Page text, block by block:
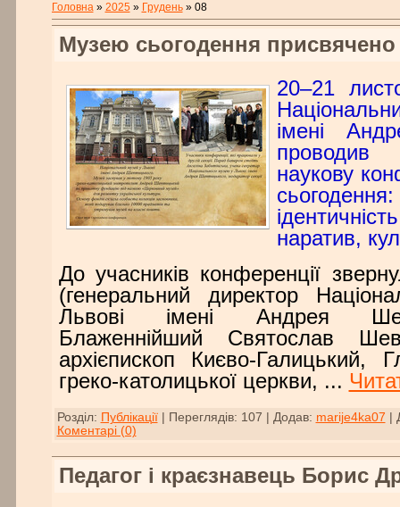
Головна» 2025 » Грудень » 08
Музею сьогодення присвячено
20–21
імені
наукову
наратив,
До учасників конференції
(генеральний директор
Львові імені Андрея
Блаженнійший Святослав
архієпископ Києво-Галицький,
греко-католицької церкви, ...
Розділ: Публікації| Переглядів: 107 Додав: marije4ka07
Коментарі (0)
Педагог і краєзнавець Борис